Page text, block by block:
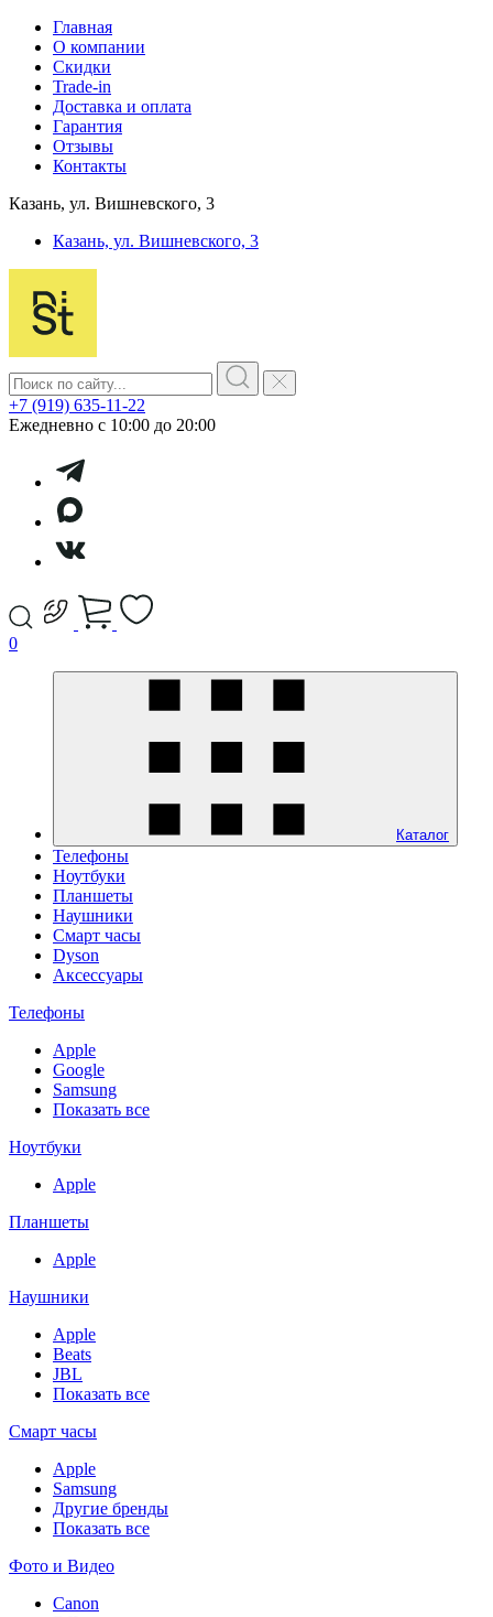
Главная
О компании
Скидки
Trade-in
Доставка и оплата
Гарантия
Отзывы
Контакты
Казань, ул. Вишневского, 3
Казань, ул. Вишневского, 3
+7 (919) 635-11-22
Ежедневно с 10:00 до 20:00
0
Каталог
Телефоны
Ноутбуки
Планшеты
Наушники
Смарт часы
Dyson
Аксессуары
Телефоны
Apple
Google
Samsung
Показать все
Ноутбуки
Apple
Планшеты
Apple
Наушники
Apple
Beats
JBL
Показать все
Смарт часы
Apple
Samsung
Другие бренды
Показать все
Фото и Видео
Canon